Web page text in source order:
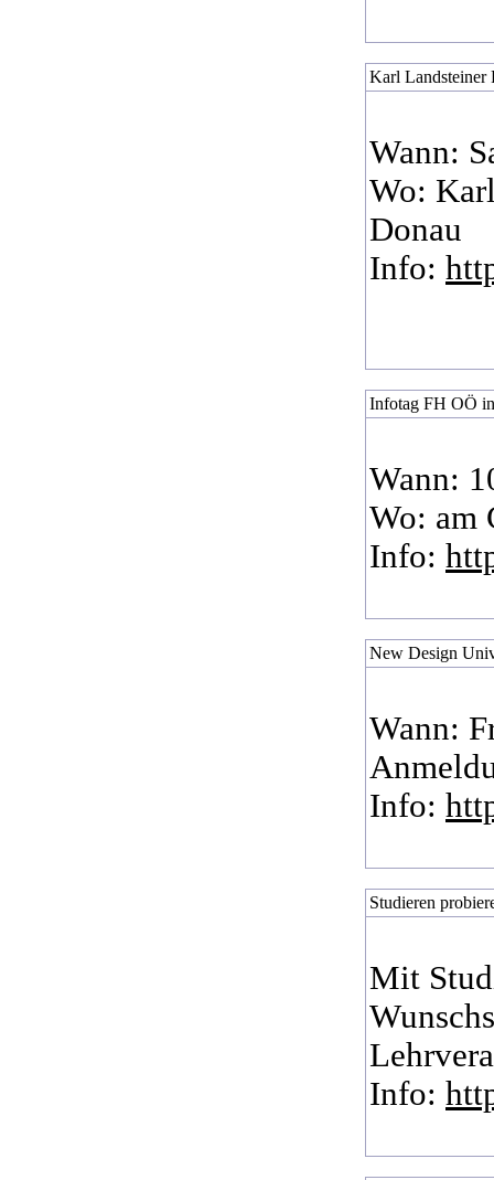
Karl Landsteiner
Wann:
Wo:
Donau
Info:
Infotag FH OÖ
Wann:
Wo: am
Info:
New Design
Wann:
Info:
Studieren
Mit
Info: